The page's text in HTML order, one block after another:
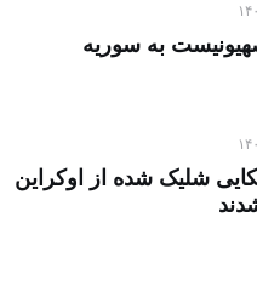
۰۱
به سوریه
۱۵
آمریکایی شلیک شده از اوکراین